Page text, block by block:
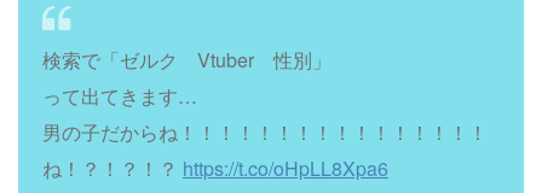
検索で「ゼルク Vtuber 性別」
って出てきます…
男の子だからね！！！！！！！！！！！！！！！！
ね！？！？！？ https://t.co/oHpLL8Xpa6